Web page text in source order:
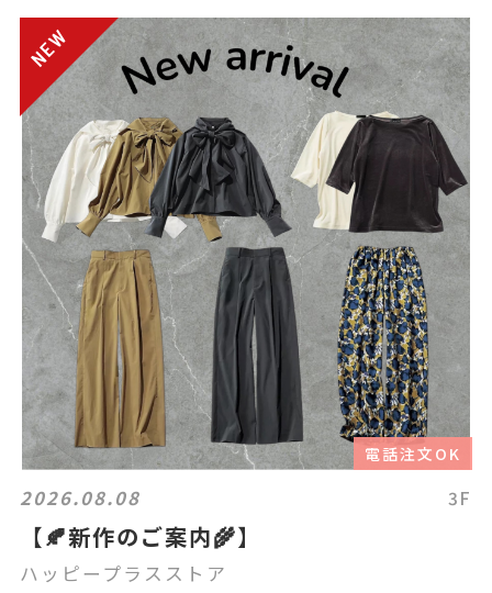
電話注文OK
2026.08.08 3F
【🍂新作のご案内🌾】
ハッピープラスストア